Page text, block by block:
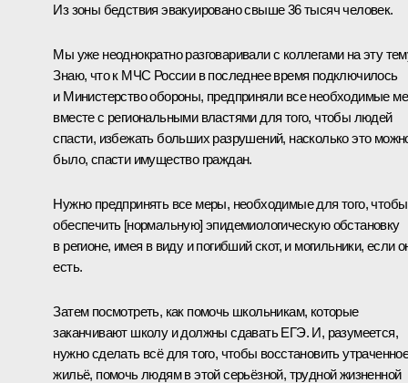
Из зоны бедствия эвакуировано свыше 36 тысяч человек.
Мы уже неоднократно разговаривали с коллегами на эту
Знаю, что к МЧС России в последнее время подключилось
и Министерство обороны, предприняли все необходимые
вместе с региональными властями для того, чтобы людей
спасти, избежать больших разрушений, насколько это
было, спасти имущество граждан.
Нужно предпринять все меры, необходимые для того, чтобы
обеспечить [нормальную] эпидемиологическую обстановку
в регионе, имея в виду и погибший скот, и могильники, если
есть.
Затем посмотреть, как помочь школьникам, которые
заканчивают школу и должны сдавать ЕГЭ. И, разумеется,
нужно сделать всё для того, чтобы восстановить
жильё, помочь людям в этой серьёзной, трудной жизненной